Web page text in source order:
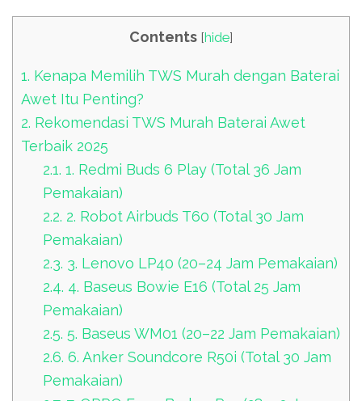
Contents [hide]
1. Kenapa Memilih TWS Murah dengan Baterai
Awet Itu Penting?
2. Rekomendasi TWS Murah Baterai Awet
Terbaik 2025
2.1. 1. Redmi Buds 6 Play (Total 36 Jam
Pemakaian)
2.2. 2. Robot Airbuds T60 (Total 30 Jam
Pemakaian)
2.3. 3. Lenovo LP40 (20–24 Jam Pemakaian)
2.4. 4. Baseus Bowie E16 (Total 25 Jam
Pemakaian)
2.5. 5. Baseus WM01 (20–22 Jam Pemakaian)
2.6. 6. Anker Soundcore R50i (Total 30 Jam
Pemakaian)